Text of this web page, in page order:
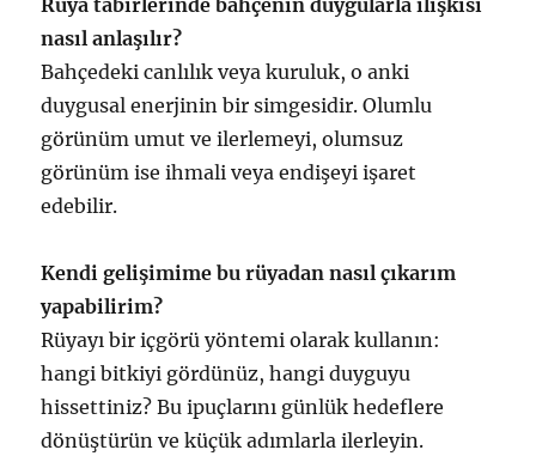
nasıl anlaşılır?
Bahçedeki canlılık veya kuruluk, o anki
duygusal enerjinin bir simgesidir. Olumlu
görünüm umut ve ilerlemeyi, olumsuz
görünüm ise ihmali veya endişeyi işaret
edebilir.
Kendi gelişimime bu rüyadan nasıl çıkarım
yapabilirim?
Rüyayı bir içgörü yöntemi olarak kullanın:
hangi bitkiyi gördünüz, hangi duyguyu
hissettiniz? Bu ipuçlarını günlük hedeflere
dönüştürün ve küçük adımlarla ilerleyin.